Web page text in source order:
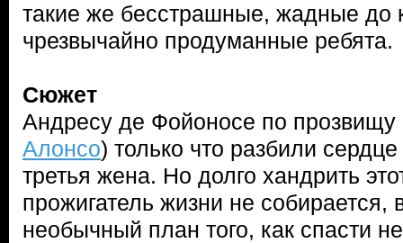
такие же бесстрашные, жадные до
чрезвычайно продуманные ребята.
Сюжет
Андресу де Фойоносе по прозвищу
Алонсо) только что разбили
третья жена. Но долго хандрить
прожигатель жизни не собирается,
необычный план того, как спасти